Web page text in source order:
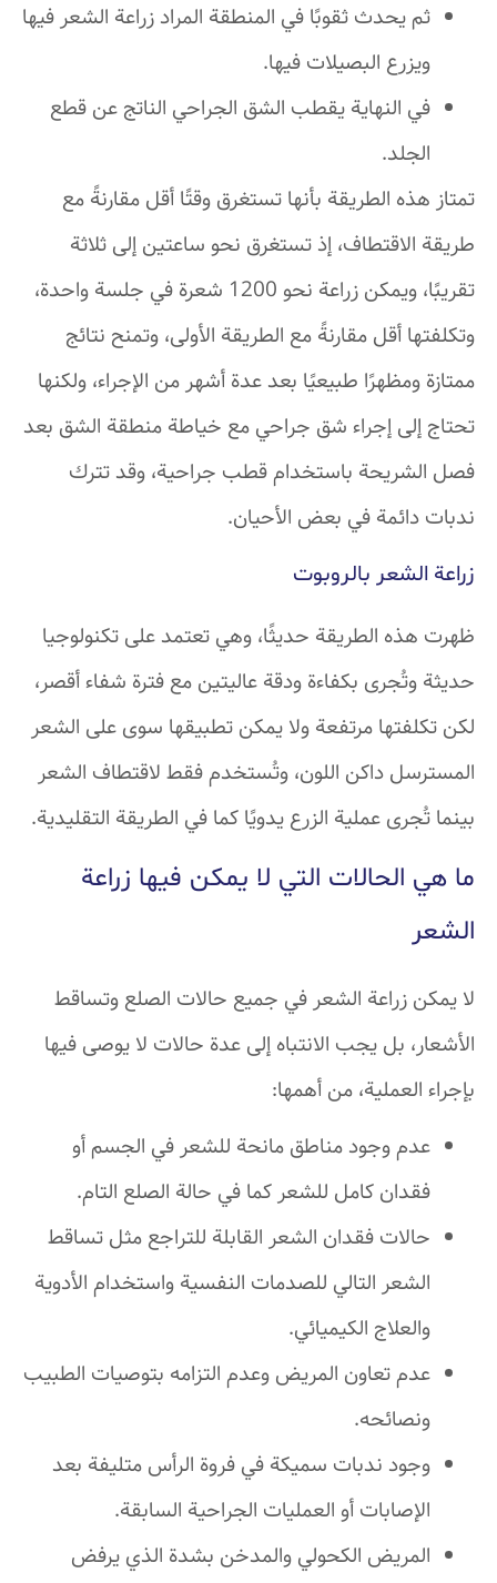
ثم يحدث ثقوبًا في المنطقة المراد زراعة الشعر فيها
ويزرع البصيلات فيها.
في النهاية يقطب الشق الجراحي الناتج عن قطع
الجلد.
تمتاز هذه الطريقة بأنها تستغرق وقتًا أقل مقارنةً مع
طريقة الاقتطاف، إذ تستغرق نحو ساعتين إلى ثلاثة
تقريبًا، ويمكن زراعة نحو 1200 شعرة في جلسة واحدة،
وتكلفتها أقل مقارنةً مع الطريقة الأولى، وتمنح نتائج
ممتازة ومظهرًا طبيعيًا بعد عدة أشهر من الإجراء، ولكنها
تحتاج إلى إجراء شق جراحي مع خياطة منطقة الشق بعد
فصل الشريحة باستخدام قطب جراحية، وقد تترك
ندبات دائمة في بعض الأحيان.
زراعة الشعر بالروبوت
ظهرت هذه الطريقة حديثًا، وهي تعتمد على تكنولوجيا
حديثة وتُجرى بكفاءة ودقة عاليتين مع فترة شفاء أقصر،
لكن تكلفتها مرتفعة ولا يمكن تطبيقها سوى على الشعر
المسترسل داكن اللون، وتُستخدم فقط لاقتطاف الشعر
بينما تُجرى عملية الزرع يدويًا كما في الطريقة التقليدية.
ما هي الحالات التي لا يمكن فيها زراعة
الشعر
لا يمكن زراعة الشعر في جميع حالات الصلع وتساقط
الأشعار، بل يجب الانتباه إلى عدة حالات لا يوصى فيها
بإجراء العملية، من أهمها:
عدم وجود مناطق مانحة للشعر في الجسم أو
فقدان كامل للشعر كما في حالة الصلع التام.
حالات فقدان الشعر القابلة للتراجع مثل تساقط
الشعر التالي للصدمات النفسية واستخدام الأدوية
والعلاج الكيميائي.
عدم تعاون المريض وعدم التزامه بتوصيات الطبيب
ونصائحه.
وجود ندبات سميكة في فروة الرأس متليفة بعد
الإصابات أو العمليات الجراحية السابقة.
المريض الكحولي والمدخن بشدة الذي يرفض